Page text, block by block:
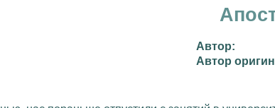
Автор:
Автор